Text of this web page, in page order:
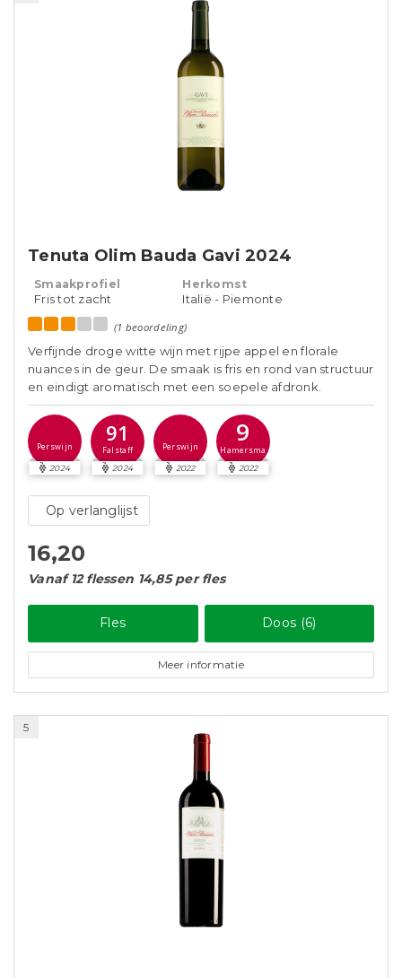
Tenuta Olim Bauda Gavi 2024
Smaakprofiel
Fris tot zacht
Herkomst
Italië - Piemonte
(1 beoordeling)
Verfijnde droge witte wijn met rijpe appel en florale
nuances in de geur. De smaak is fris en rond van structuur
en eindigt aromatisch met een soepele afdronk.
Perswijn
2024
91
Falstaff
2024
Perswijn
2022
9
Hamersma
2022
Op verlanglijst
16,20
Vanaf 12 flessen 14,85 per fles
Fles Doos (6)
Meer informatie
5